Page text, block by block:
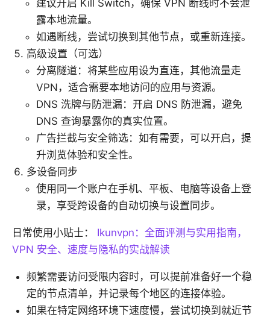
建议开启 Kill Switch，确保 VPN 断线时不会泄
露本地流量。
如遇断线，尝试切换到其他节点，或重新连接。
高级设置（可选）
分离隧道：将某些应用设为直连，其他流量走
VPN，适合需要本地访问的应用与资源。
DNS 洗牌与防泄漏：开启 DNS 防泄漏，避免
DNS 查询暴露你的真实位置。
广告拦截与安全筛选：如有需要，可以开启，提
升浏览体验和安全性。
多设备同步
使用同一个账户在手机、平板、电脑等设备上登
录，享受跨设备的自动切换与设置同步。
日常使用小贴士： Ikunvpn：全面评测与实用指南，
VPN 安全、速度与隐私的实战解读
频繁需要访问受限内容时，可以提前准备好一个稳
定的节点清单，并记录每个地区的连接体验。
如果在特定网络环境下速度慢，尝试切换到就近节